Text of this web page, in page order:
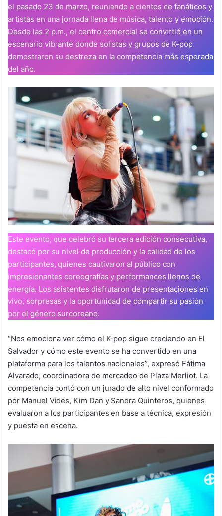
el pasado 23 de marzo, reuniendo a cientos de fanáticos y
artistas en una jornada llena de música, talento y emoción.
Desde las 2 p.m., el centro comercial se convirtió en un
escenario vibrante donde solistas y grupos de K-pop
demostraron su destreza en la competencia más esperada
del año.
Este evento, que celebró su tercera edición consecutiva,
destacó por su nivel de producción y la calidad de los
participantes, quienes cautivaron al público con
impresionantes coreografías y performances llenos de
energía. Los asistentes disfrutaron de presentaciones en
vivo, sorpresas y la oportunidad de compartir su pasión
por el género surcoreano.
“Nos emociona ver cómo el K-pop sigue creciendo en El
Salvador y cómo este evento se ha convertido en una
plataforma para los talentos nacionales”, expresó Fátima
Alvarado, coordinadora de mercadeo de Plaza Merliot. La
competencia contó con un jurado de alto nivel conformado
por Manuel Vides, Kim Dan y Sandra Quinteros, quienes
evaluaron a los participantes en base a técnica, expresión
y puesta en escena.